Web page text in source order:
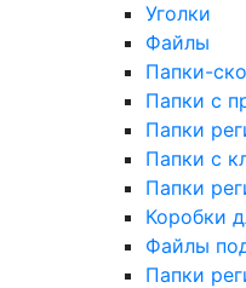
Уголки
Файлы
Папки-
Папки с
Папки
Папки с
Папки
Коробки
Файлы
Папки